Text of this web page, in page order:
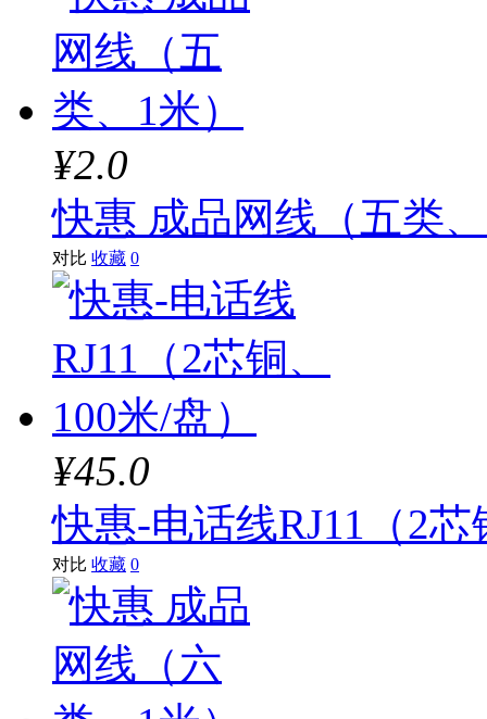
¥2.0
快惠 成品网线（五类
对比 收藏 0
¥45.0
快惠-电话线RJ11（2
对比 收藏 0